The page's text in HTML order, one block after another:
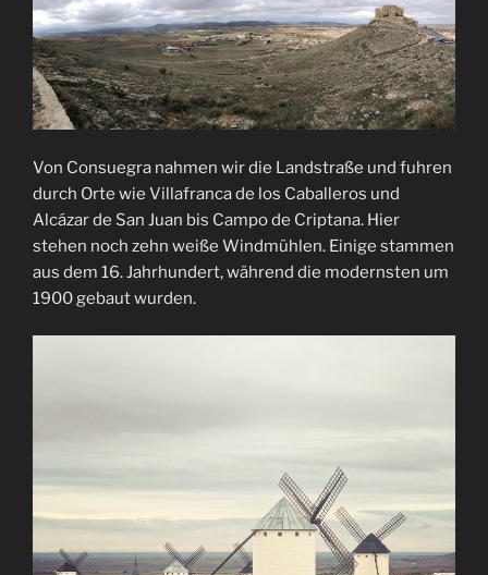
Von Consuegra nahmen wir die Landstraße und fuhren
durch Orte wie Villafranca de los Caballeros und
Alcázar de San Juan bis Campo de Criptana. Hier
stehen noch zehn weiße Windmühlen. Einige stammen
aus dem 16. Jahrhundert, während die modernsten um
1900 gebaut wurden.